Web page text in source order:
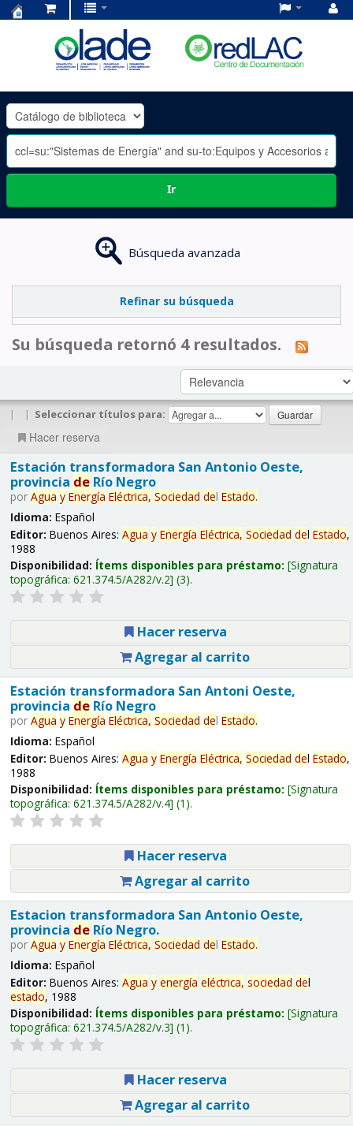
OLADE
-
Ir
Búsqueda avanzada
Refinar su búsqueda
Su búsqueda retornó 4 resultados.
| | Seleccionar títulos para:
Hacer reserva
Estación transformadora San Antonio Oeste,
provincia deRío Negro
por Agua y Energía Eléctrica, Sociedad del Estado.
Idioma: Español
Editor: Buenos Aires: Agua y Energía Eléctrica, Sociedad del Estado,
1988
Disponibilidad: Ítems disponibles para préstamo: Signatura
topográfica: 621.374.5/A282/v.2 (3).
Hacer reserva
Agregar al carrito
Estación transformadora San Antoni Oeste,
provincia deRío Negro
por Agua y Energía Eléctrica, Sociedad del Estado.
Idioma: Español
Editor: Buenos Aires: Agua y Energía Eléctrica, Sociedad del Estado,
1988
Disponibilidad: Ítems disponibles para préstamo: Signatura
topográfica: 621.374.5/A282/v.4 (1).
Hacer reserva
Agregar al carrito
Estacion transformadora San Antonio Oeste,
provincia deRío Negro.
por Agua y Energía Eléctrica, Sociedad del Estado.
Idioma: Español
Editor: Buenos Aires: Agua y energía eléctrica, sociedad del
estado, 1988
Disponibilidad: Ítems disponibles para préstamo: Signatura
topográfica: 621.374.5/A282/v.3 (1).
Hacer reserva
Agregar al carrito